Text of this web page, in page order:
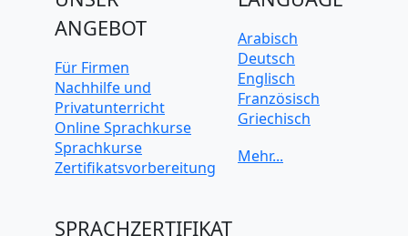
ANGEBOT
Für Firmen
Nachhilfe und
Privatunterricht
Online Sprachkurse
Sprachkurse
Zertifikatsvorbereitung
Arabisch
Deutsch
Englisch
Französisch
Griechisch
Japanisch
SPRACHZERTIFIKAT